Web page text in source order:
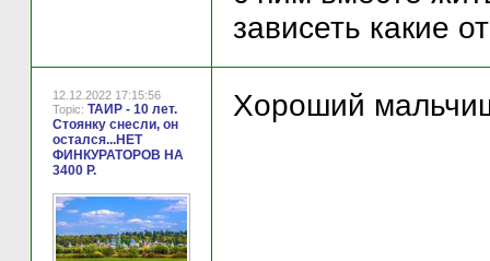
зависеть какие
12.12.2022 17:15:56
Topic: ТАИР - 10 лет.
Стоянку снесли, он
остался...НЕТ
ФИНКУРАТОРОВ НА
3400 Р.
Хороший